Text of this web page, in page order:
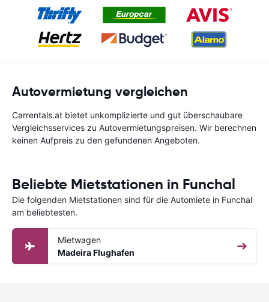
Autovermietung vergleichen
Carrentals.at bietet unkomplizierte und gut überschaubare
Vergleichsservices zu Autovermietungspreisen. Wir berechnen
keinen Aufpreis zu den gefundenen Angeboten.
Beliebte Mietstationen in Funchal
Die folgenden Mietstationen sind für die Automiete in Funchal
am beliebtesten.
Mietwagen
Madeira Flughafen